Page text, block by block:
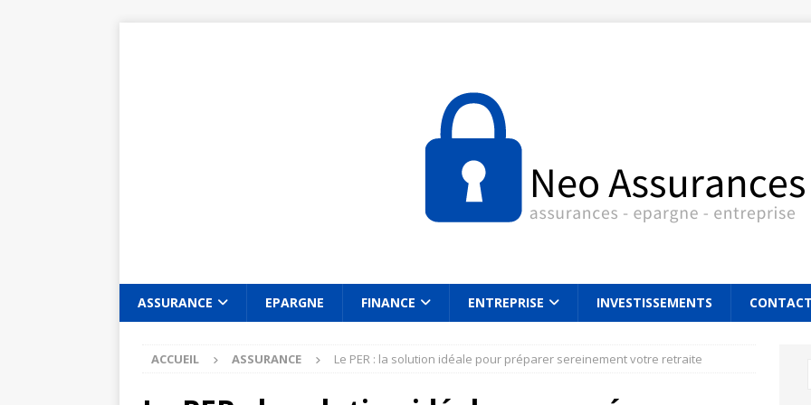
ASSURANCE EPARGNE FINANCE ENTREPRISE INVESTISSEMENTS
ACCUEIL ASSURANCE Le PER : la solution idéale pour préparer sereinement votre retraite